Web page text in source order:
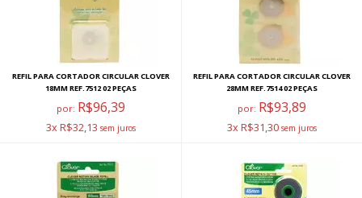
REFIL PARA CORTADOR CIRCULAR CLOVER
18MM REF.7512 02 PEÇAS
por: R$96,39
3x R$32,13
REFIL PARA CORTADOR CIRCULAR CLOVER
28MM REF.7514 02 PEÇAS
por: R$93,89
3x R$31,30